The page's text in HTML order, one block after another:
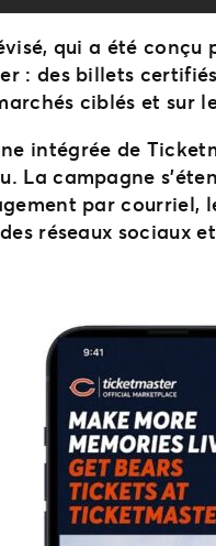
qui a été
: des billets
ciblés et sur
intégrée de
La campagne
par
réseaux sociaux